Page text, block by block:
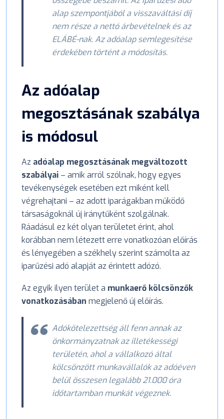
alap szempontjából a visszaváltási díj
nem része a nettó árbevételnek és az
ELÁBÉ-nak. Az adóalap semlegesítése
érdekében történt a módosítás.
Az adóalap
megosztásának szabálya
is módosul
Az adóalap megosztásának megváltozott
szabályai – amik arról szólnak, hogy egyes
tevékenységek esetében ezt miként kell
végrehajtani – az adott iparágakban működő
társaságoknál új iránytűként szolgálnak.
Ráadásul ez két olyan területet érint, ahol
korábban nem létezett erre vonatkozóan előírás
és lényegében a székhely szerint számolta az
iparűzési adó alapját az érintett adózó.
Az egyik ilyen terület a munkaerő kölcsönzők
vonatkozásában megjelenő új előírás.
Adókötelezettség áll fenn annak az
önkormányzatnak az illetékességi
területén, ahol a vállalkozó által
kölcsönzött munkavállalók az adóéven
belül összesen legalább 21.000 óra
időtartamban munkát végeznek.